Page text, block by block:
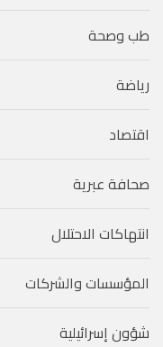
طب وصحة
رياضة
اقتصاد
صحافة عبرية
انتهاكات الاحتلال
المؤسسات والشركات
شؤون إسرائيلية